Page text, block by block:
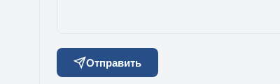
Отправить